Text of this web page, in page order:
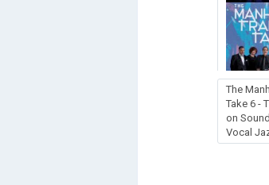
The
Take 6 -
on
Vocal